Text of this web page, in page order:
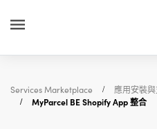
Services Marketplace
應用安裝
MyParcel BE Shopify App 整合